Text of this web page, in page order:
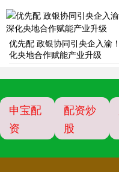
优先配 政银协同引央企入渝
化央地合作赋能产业升级
申宝配
资
配资炒
股